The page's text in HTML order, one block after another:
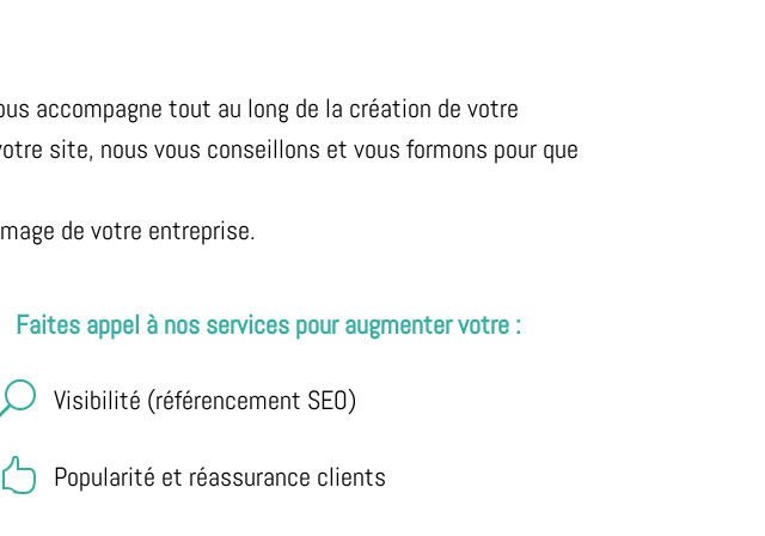
accompagne tout au long de la création de votre
site, nous vous conseillons et vous formons pour que
de votre entreprise.
Faites appel à nos services pour augmenter votre :
U Visibilité (référencement SEO)
Popularité et réassurance clients